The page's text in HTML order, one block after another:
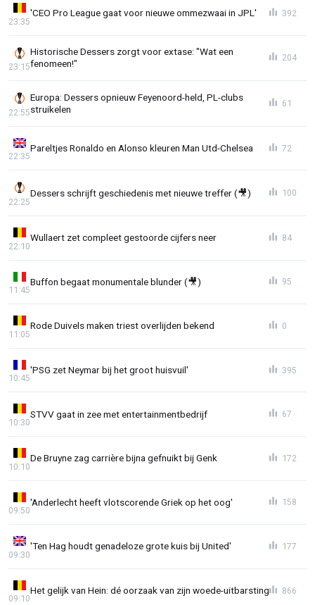
'CEO Pro League gaat voor nieuwe ommezwaai in JPL'
23:35
392
Historische Dessers zorgt voor extase: "Wat een
fenomeen!"
23:15
204
Europa: Dessers opnieuw Feyenoord-held, PL-clubs
struikelen
22:55
61
Pareltjes Ronaldo en Alonso kleuren Man Utd-Chelsea
22:35
72
Dessers schrijft geschiedenis met nieuwe treffer (🎥)
22:25
100
Wullaert zet compleet gestoorde cijfers neer
22:10
84
Buffon begaat monumentale blunder (🎥)
11:45
95
Rode Duivels maken triest overlijden bekend
11:05
0
'PSG zet Neymar bij het groot huisvuil'
10:45
395
STVV gaat in zee met entertainmentbedrijf
10:30
67
De Bruyne zag carrière bijna gefnuikt bij Genk
10:10
172
'Anderlecht heeft vlotscorende Griek op het oog'
09:50
158
'Ten Hag houdt genadeloze grote kuis bij United'
09:30
177
Het gelijk van Hein: dé oorzaak van zijn woede-uitbarsting
09:10
866